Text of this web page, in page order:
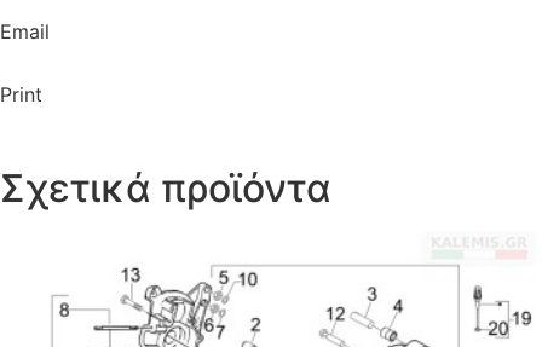
Email
Print
Σχετικά προϊόντα